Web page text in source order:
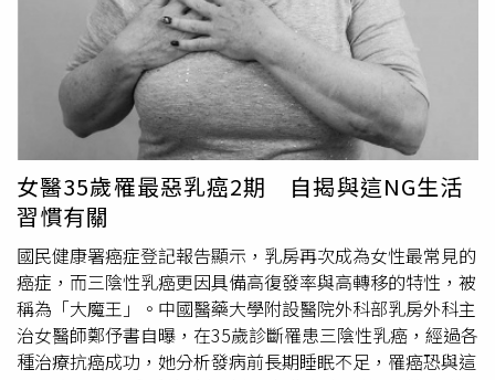
痔瘡、腸胃炎拖了好幾個月。」陳保中也指出，自己身為醫
師，不希望再看到有人因為「覺得還年輕」而錯過治療的黃
金時間，「你不一定要害怕，但請你一定要重視」、「健康
檢查，不是等出事才做，更不是為了嚇自己，而是給自己一
個未來還能放心生活的機會」、「一次大腸鏡檢查，也許就
能改變整個人生」。衛福部國健署官網資料顯示，若想要預
防並早期發現大腸癌，應該要能每天運動，並養成良好飲食
習慣，多吃蔬菜水果，少吃肉類及高油脂食物。除此之外，
大腸癌多發生在50歲以後，50歲以上民眾應每1至2年接受
糞便潛血檢查，如有個人或家族瘜肉症或大腸癌病史的民
眾，建議直接接受全大腸鏡檢查，檢查年齡也要提早。國健
署提醒，政府目前補助45至74歲民眾、40至44歲具家族史
民眾每2年1次免疫法定量糞便潛血檢查，可以到全國各地健
保特約醫療院所辦理，若有問題可洽詢各地衛生局（所）或
女醫35歲罹最惡乳癌2期 自揭與這NG生活
習慣有關
國民健康署癌症登記報告顯示，乳房再次成為女性最常見的
癌症，而三陰性乳癌更因具備高復發率與高轉移的特性，被
稱為「大魔王」。中國醫藥大學附設醫院外科部乳房外科主
治女醫師鄭伃書自曝，在35歲診斷罹患三陰性乳癌，經過各
種治療抗癌成功，她分析發病前長期睡眠不足，罹癌恐與這